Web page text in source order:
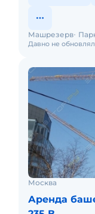
Давно не
Машрезерв
Москва
Аренда